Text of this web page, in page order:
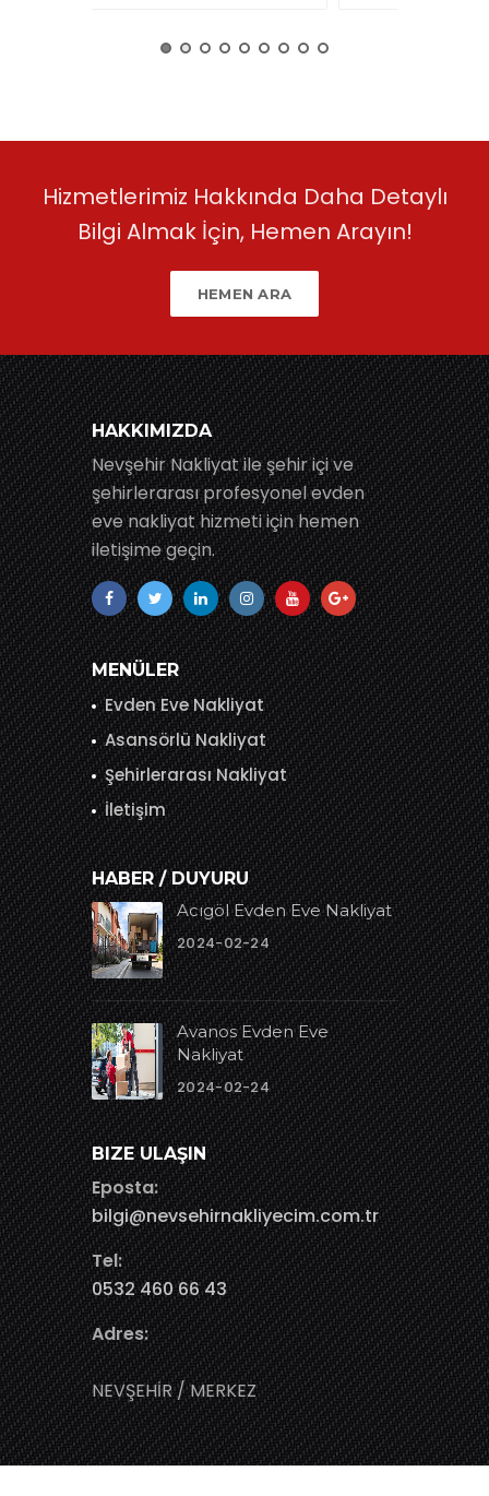
Hizmetlerimiz Hakkında Daha Detaylı
Bilgi Almak İçin, Hemen Arayın!
HEMEN ARA
HAKKIMIZDA
Nevşehir Nakliyat ile şehir içi ve
şehirlerarası profesyonel evden
eve nakliyat hizmeti için hemen
iletişime geçin.
MENÜLER
Evden Eve Nakliyat
Asansörlü Nakliyat
Şehirlerarası Nakliyat
İletişim
HABER / DUYURU
Acıgöl Evden Eve Nakliyat
2024-02-24
Avanos Evden Eve
Nakliyat
2024-02-24
BIZE ULAŞIN
Eposta:
bilgi@nevsehirnakliyecim.com.tr
Tel:
0532 460 66 43
Adres:
NEVŞEHİR / MERKEZ